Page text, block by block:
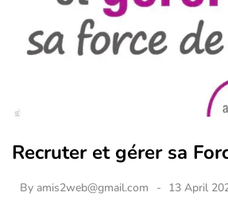
Recruter et gérer sa
By amis2web@gmail.com 13 April